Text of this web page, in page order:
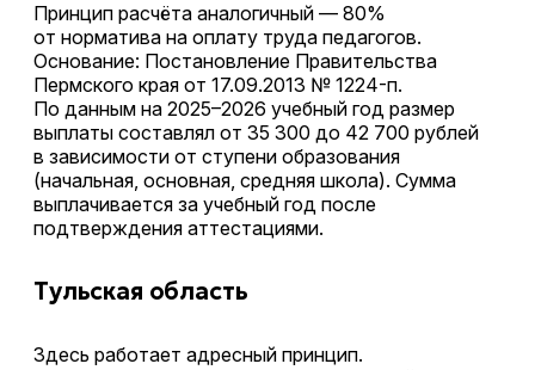
Принцип расчёта аналогичный — 80%
от норматива на оплату труда педагогов.
Основание: Постановление Правительства
Пермского края от 17.09.2013 № 1224-п.
По данным на 2025–2026 учебный год размер
выплаты составлял от 35 300 до 42 700 рублей
в зависимости от ступени образования
(начальная, основная, средняя школа). Сумма
выплачивается за учебный год после
подтверждения аттестациями.
Тульская область
Здесь работает адресный принцип.